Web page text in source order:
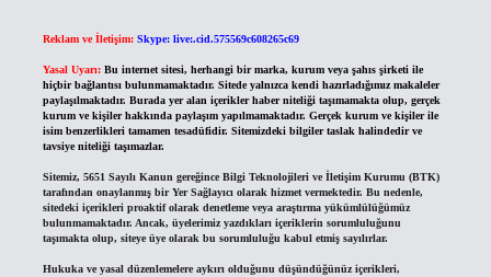
Reklam ve İletişim: Skype: live:.cid.575569c608265c69
Yasal Uyarı: Bu internet sitesi, herhangi bir marka, kurum veya şahıs şirketi ile
hiçbir bağlantısı bulunmamaktadır. Sitede yalnızca kendi hazırladığımız makaleler
paylaşılmaktadır. Burada yer alan içerikler haber niteliği taşımamakta olup, gerçek
kurum ve kişiler hakkında paylaşım yapılmamaktadır. Gerçek kurum ve kişiler ile
isim benzerlikleri tamamen tesadüfidir. Sitemizdeki bilgiler taslak halindedir ve
tavsiye niteliği taşımazlar.
Sitemiz, 5651 Sayılı Kanun gereğince Bilgi Teknolojileri ve İletişim Kurumu (BTK)
tarafından onaylanmış bir Yer Sağlayıcı olarak hizmet vermektedir. Bu nedenle,
sitedeki içerikleri proaktif olarak denetleme veya araştırma yükümlülüğümüz
bulunmamaktadır. Ancak, üyelerimiz yazdıkları içeriklerin sorumluluğunu
taşımakta olup, siteye üye olarak bu sorumluluğu kabul etmiş sayılırlar.
Hukuka ve yasal düzenlemelere aykırı olduğunu düşündüğünüz içerikleri,